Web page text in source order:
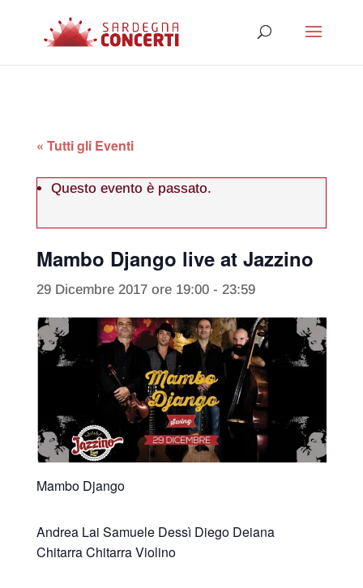
« Tutti gli Eventi
Questo evento è passato.
Mambo Django live at Jazzino
29 Dicembre 2017 ore 19:00- 23:59
Mambo Django
Andrea Lai Samuele Dessì Diego Deiana
Chitarra Chitarra Violino